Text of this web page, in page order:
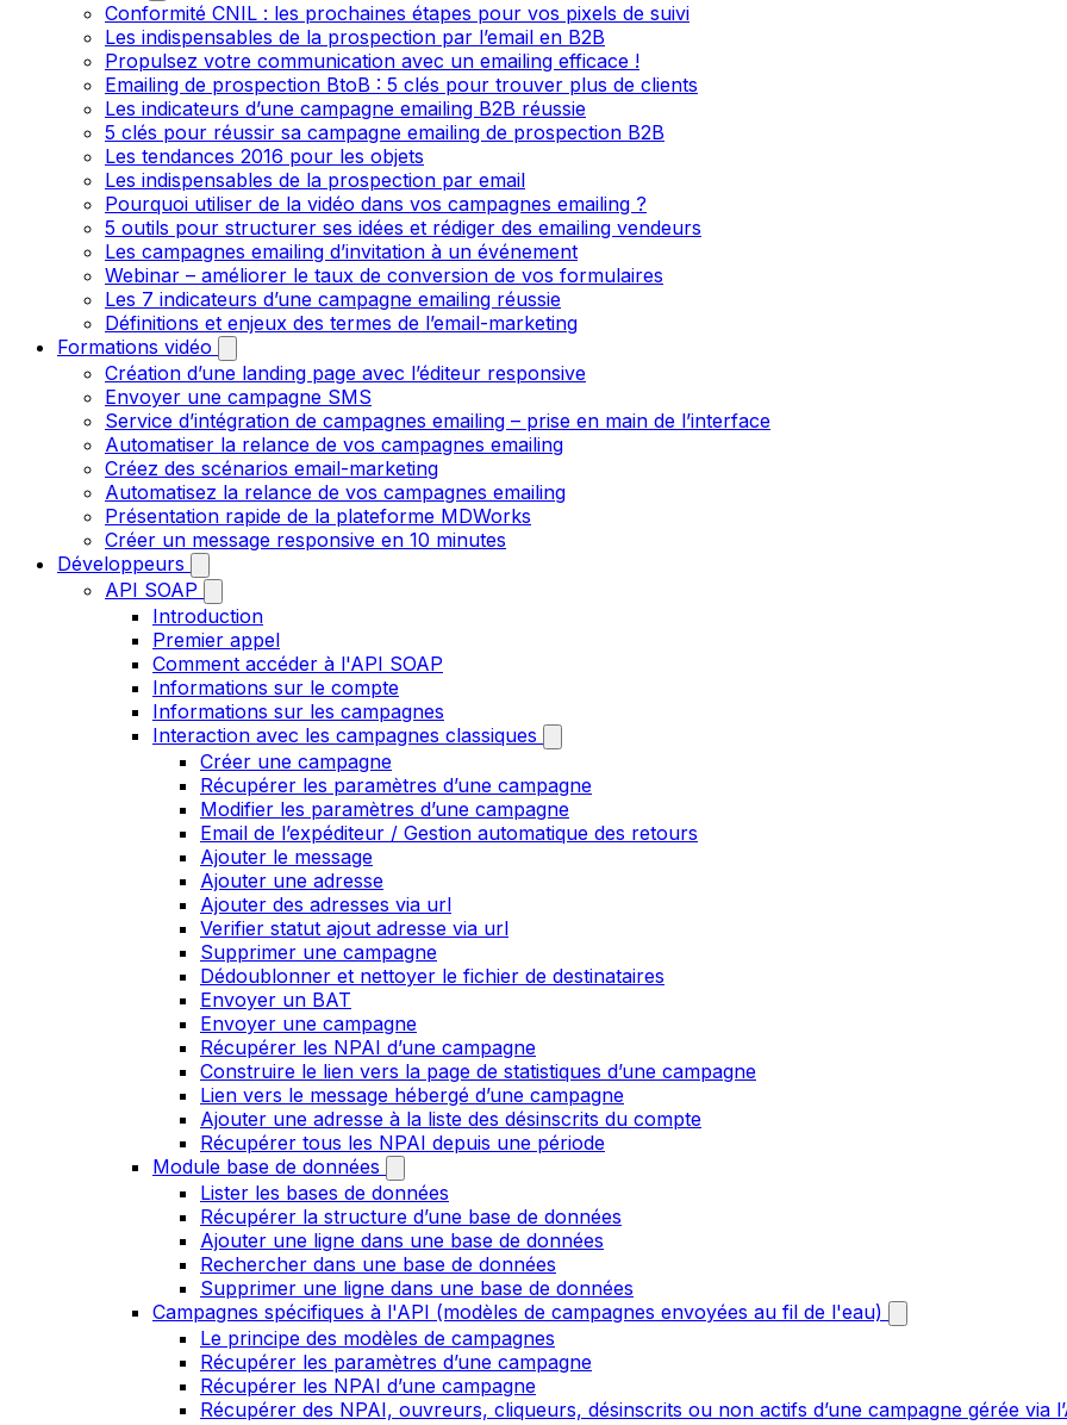
Conformité CNIL : les prochaines étapes pour vos pixels de suivi
Les indispensables de la prospection par l’email en B2B
Propulsez votre communication avec un emailing efficace !
Emailing de prospection BtoB : 5 clés pour trouver plus de clients
Les indicateurs d’une campagne emailing B2B réussie
5 clés pour réussir sa campagne emailing de prospection B2B
Les tendances 2016 pour les objets
Les indispensables de la prospection par email
Pourquoi utiliser de la vidéo dans vos campagnes emailing ?
5 outils pour structurer ses idées et rédiger des emailing vendeurs
Les campagnes emailing d’invitation à un événement
Webinar – améliorer le taux de conversion de vos formulaires
Les 7 indicateurs d’une campagne emailing réussie
Définitions et enjeux des termes de l’email-marketing
Formations vidéo
Création d’une landing page avec l’éditeur responsive
Envoyer une campagne SMS
Service d’intégration de campagnes emailing – prise en main de l’interface
Automatiser la relance de vos campagnes emailing
Créez des scénarios email-marketing
Automatisez la relance de vos campagnes emailing
Présentation rapide de la plateforme MDWorks
Créer un message responsive en 10 minutes
Développeurs
API SOAP
Introduction
Premier appel
Comment accéder à l'API SOAP
Informations sur le compte
Informations sur les campagnes
Interaction avec les campagnes classiques
Créer une campagne
Récupérer les paramètres d’une campagne
Modifier les paramètres d’une campagne
Email de l’expéditeur / Gestion automatique des retours
Ajouter le message
Ajouter une adresse
Ajouter des adresses via url
Verifier statut ajout adresse via url
Supprimer une campagne
Dédoublonner et nettoyer le fichier de destinataires
Envoyer un BAT
Envoyer une campagne
Récupérer les NPAI d’une campagne
Construire le lien vers la page de statistiques d’une campagne
Lien vers le message hébergé d’une campagne
Ajouter une adresse à la liste des désinscrits du compte
Récupérer tous les NPAI depuis une période
Module base de données
Lister les bases de données
Récupérer la structure d’une base de données
Ajouter une ligne dans une base de données
Rechercher dans une base de données
Supprimer une ligne dans une base de données
Campagnes spécifiques à l'API (modèles de campagnes envoyées au fil de l'eau)
Le principe des modèles de campagnes
Récupérer les paramètres d’une campagne
Récupérer les NPAI d’une campagne
Récupérer des NPAI, ouvreurs, cliqueurs, désinscrits ou non actifs d’une campagne gérée via